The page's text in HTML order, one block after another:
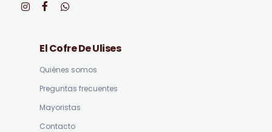
El Cofre De Ulises
Quiénes somos
Preguntas frecuentes
Mayoristas
Contacto